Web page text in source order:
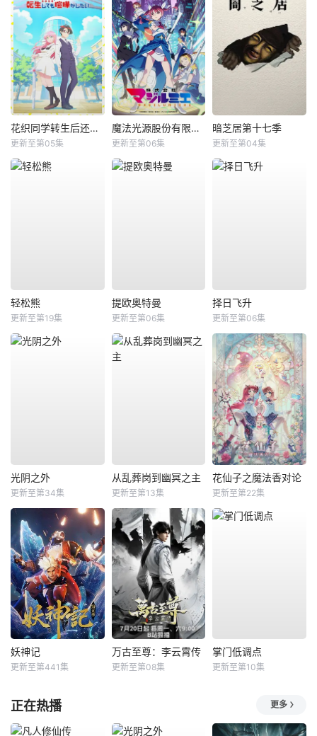
花织同学转生后还是想干架
更新至第05集
魔法光源股份有限公司第二季
更新至第06集
暗芝居第十七季
更新至第04集
轻松熊
更新至第19集
提欧奥特曼
更新至第06集
择日飞升
更新至第06集
光阴之外
更新至第34集
从乱葬岗到幽冥之主
更新至第13集
花仙子之魔法香对论
更新至第22集
妖神记
更新至第441集
万古至尊：李云霄传
更新至第08集
掌门低调点
更新至第10集
正在热播 更多